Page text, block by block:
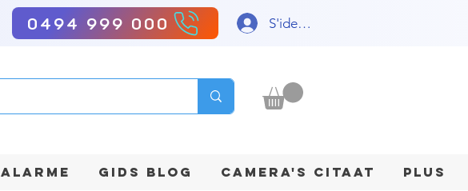
0494 999 000 S'identifier
ALARME GIDS BLOG CAMERA'S CITAAT Plus